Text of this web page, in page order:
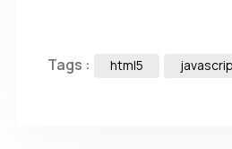
Tags : html5